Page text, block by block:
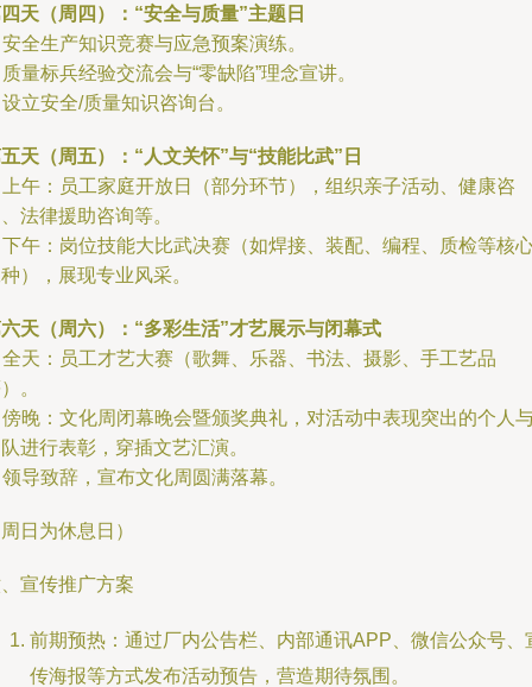
天（周四）：“安全与质量”主题日
全生产知识竞赛与应急预案演练。
量标兵经验交流会与“零缺陷”理念宣讲。
立安全/质量知识咨询台。
天（周五）：“人文关怀”与“技能比武”日
午：员工家庭开放日（部分环节），组织亲子活动、健康咨
法律援助咨询等。
午：岗位技能大比武决赛（如焊接、装配、编程、质检等核
），展现专业风采。
天（周六）：“多彩生活”才艺展示与闭幕式
天：员工才艺大赛（歌舞、乐器、书法、摄影、手工艺品
。
晚：文化周闭幕晚会暨颁奖典礼，对活动中表现突出的个人
进行表彰，穿插文艺汇演。
导致辞，宣布文化周圆满落幕。
日为休息日）
宣传推广方案
前期预热：通过厂内公告栏、内部通讯APP、微信公众号、
传海报等方式发布活动预告，营造期待氛围。